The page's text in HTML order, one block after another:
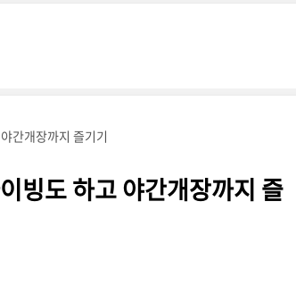
간개장까지 즐기기
빙도 하고 야간개장까지 즐